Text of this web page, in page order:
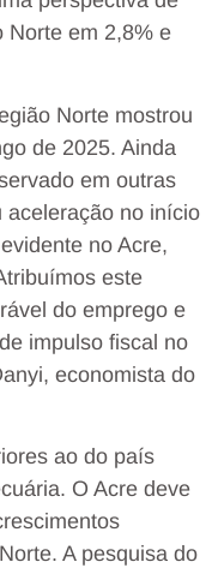
Norte em 2,8% e
Norte mostrou
de 2025. Ainda
em outras
aceleração no início
no Acre,
este
do emprego e
impulso fiscal no
economista do
ao do país
O Acre deve
A pesquisa do